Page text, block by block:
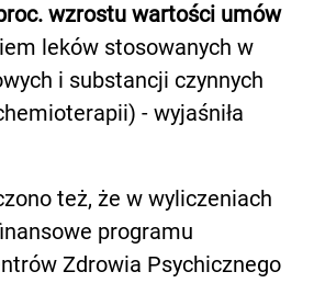
wzrostu wartości umów
leków stosowanych w
i substancji czynnych
- wyjaśniła
też, że w wyliczeniach
programu
Zdrowia Psychicznego